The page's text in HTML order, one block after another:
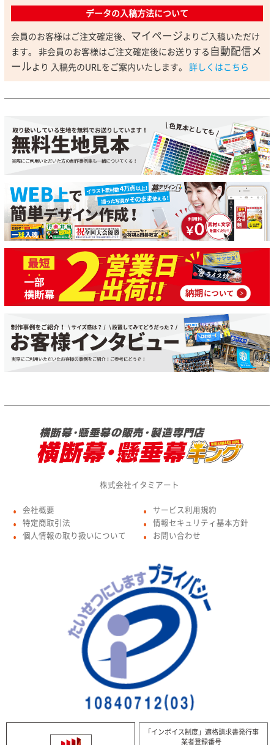
データの入稿方法について
会員のお客様はご注文確定後、 マイページよりご入稿いただけ
ます。 非会員のお客様はご注文確定後にお送りする 自動配信メ
ールより 入稿先のURLをご案内いたします。 詳しくはこちら
株式会社イタミアート
● 会社概要
● 特定商取引法
● 個人情報の取り扱いについて
● サービス利用規約
● 情報セキュリティ基本方針
● お問い合わせ
「インボイス制度」適格請求書発行事
業者登録番号